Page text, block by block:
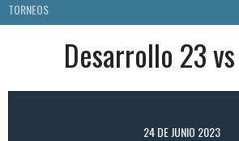
TORNEOS
Desarrollo 23
24 DE JUNIO 2023